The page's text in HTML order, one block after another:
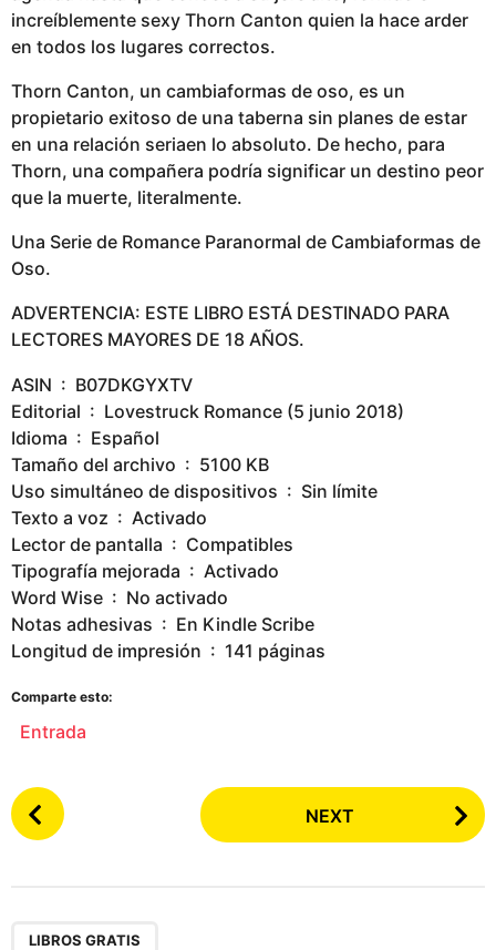
increíblemente sexy Thorn Canton quien la hace arder
en todos los lugares correctos.
Thorn Canton, un cambiaformas de oso, es un
propietario exitoso de una taberna sin planes de estar
en una relación seriaen lo absoluto. De hecho, para
Thorn, una compañera podría significar un destino peor
que la muerte, literalmente.
Una Serie de Romance Paranormal de Cambiaformas de
Oso.
ADVERTENCIA: ESTE LIBRO ESTÁ DESTINADO PARA
LECTORES MAYORES DE 18 AÑOS.
ASIN ‏ : ‎ B07DKGYXTV
Editorial ‏ : ‎ Lovestruck Romance (5 junio 2018)
Idioma ‏ : ‎ Español
Tamaño del archivo ‏ : ‎ 5100 KB
Uso simultáneo de dispositivos ‏ : ‎ Sin límite
Texto a voz ‏ : ‎ Activado
Lector de pantalla ‏ : ‎ Compatibles
Tipografía mejorada ‏ : ‎ Activado
Word Wise ‏ : ‎ No activado
Notas adhesivas ‏ : ‎ En Kindle Scribe
Longitud de impresión ‏ : ‎ 141 páginas
Comparte esto:
Entrada
P
o
NEXT
LIBROS GRATIS